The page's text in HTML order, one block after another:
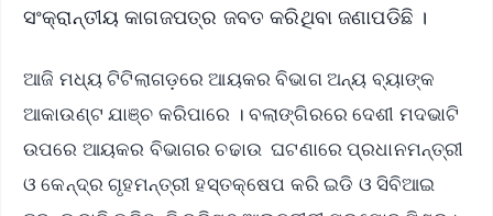
ସଂକ୍ରାନ୍ତୀୟ କାଗଜପତ୍ର ଜବତ କରିଥିବା ଜଣାପଡିଛି ।
ଆଜି ମଧ୍ୟ ଟିଟିଲାଗଡ଼ରେ ଆୟକର ବିଭାଗ ଅନ୍ୟ ବ୍ୟାଙ୍କ
ଆକାଉଣ୍ଟ ଯାଞ୍ଚ କରିପାରେ । ବଲାଙ୍ଗିରରେ ଦେଶୀ ମଦଭାଟି
ଉପରେ ଆୟକର ବିଭାଗର ଚଢାଉ ଘଟଣାରେ ପ୍ରଧାନମନ୍ତ୍ରୀ
ଓ କେନ୍ଦ୍ର ଗୃହମନ୍ତ୍ରୀ ହସ୍ତକ୍ଷେପ କରି ଇଡି ଓ ସିବିଆଇ